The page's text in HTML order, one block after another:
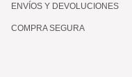
ENVÍOS Y DEVOLUCIONES
COMPRA SEGURA